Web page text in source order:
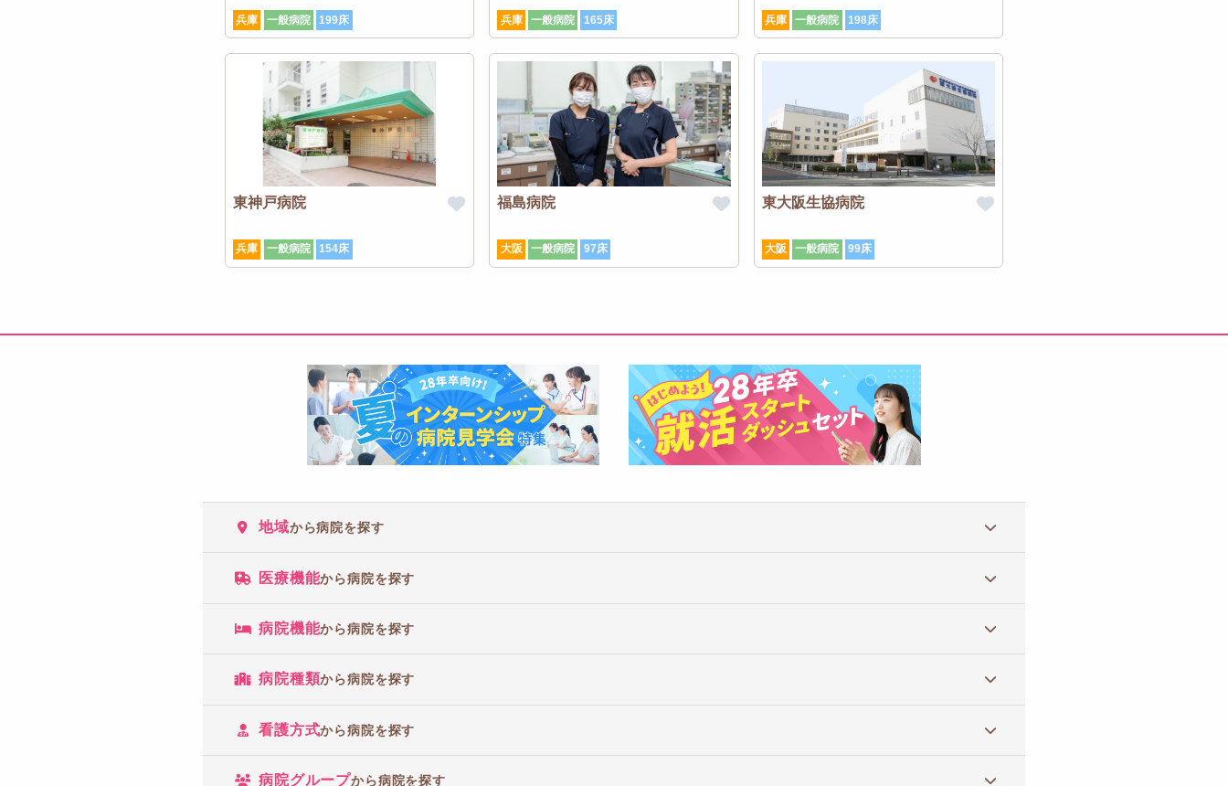
兵庫 一般病院 199床 兵庫 一般病院 165床 兵庫 一般病院 198床
東神戸病院
兵庫 一般病院 154床
福島病院
大阪 一般病院 97床
東大阪生協病院
大阪 一般病院 99床
地域から病院を探す
医療機能から病院を探す
病院機能から病院を探す
病院種類から病院を探す
看護方式から病院を探す
病院グループから病院を探す